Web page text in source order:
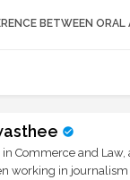
BETWEEN ORAL
Commerce and
working in